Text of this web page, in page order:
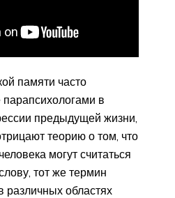
памяти часто
парапсихологами в
предыдущей жизни,
теорию о том, что
могут считаться
тот же термин
различных областях